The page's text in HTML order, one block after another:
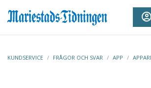
KUNDSERVICE / FRÅGOR OCH SVAR / APP /